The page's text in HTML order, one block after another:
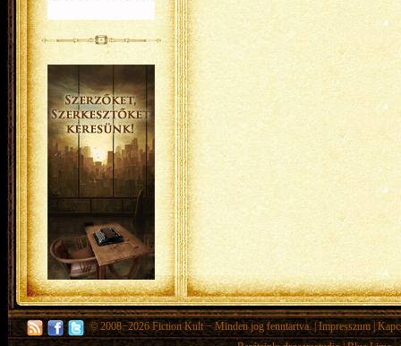
© 2008−2026 Fiction Kult − Minden jog fenntartva. | Impresszum|